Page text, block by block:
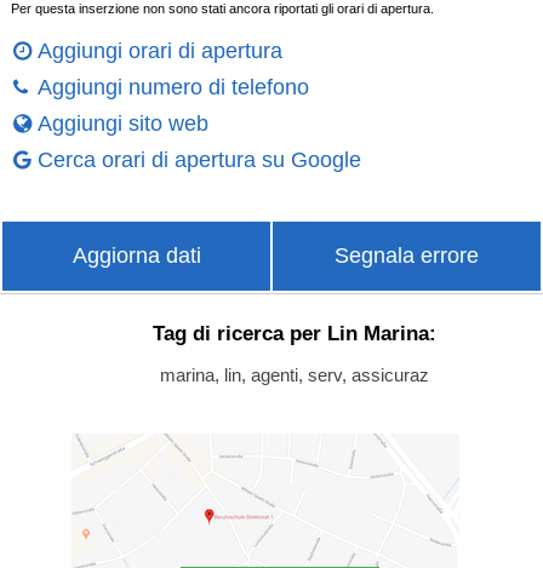
Per questa inserzione non sono stati ancora riportati gli orari di apertura.
Aggiungi orari di apertura
Aggiungi numero di telefono
Aggiungi sito web
Cerca orari di apertura su Google
Aggiorna dati Segnala errore
Tag di ricerca per Lin Marina:
marina, lin, agenti, serv, assicuraz